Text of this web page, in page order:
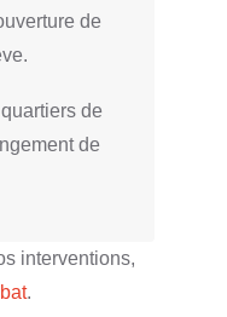
de
de
de
interventions,
.